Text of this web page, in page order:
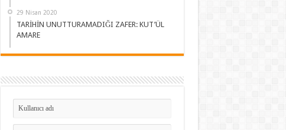
29 Nisan 2020
TARİHİN UNUTTURAMADIĞI ZAFER: KUT’ÜL
AMARE